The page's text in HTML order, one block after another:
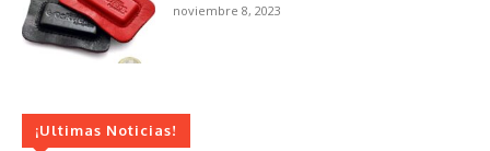
noviembre 8, 2023
¡Ultimas Noticias!